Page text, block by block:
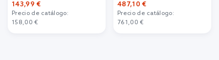
143,99 €
Precio de catálogo:
158,00 €
487,10 €
Precio de catálogo:
761,00 €